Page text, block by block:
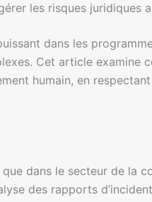
les risques juridiques
dans les
Cet article examine
humain, en
dans le secteur de la
des rapports